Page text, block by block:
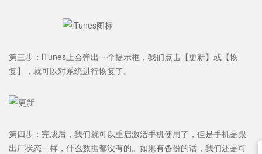
第三步：iTunes上会弹出一个提示框，我们点击【更新】或【恢
复】，就可以对系统进行恢复了。
第四步：完成后，我们就可以重启激活手机使用了，但是手机是跟
出厂状态一样，什么数据都没有的。如果有备份的话，我们还是可